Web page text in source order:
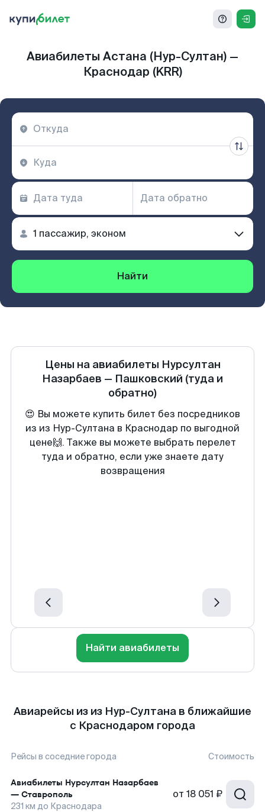
Авиабилеты Астана (Нур-Султан) —
Краснодар (KRR)
Найти
Цены на авиабилеты Нурсултан
Назарбаев — Пашковский (туда и
обратно)
😍 Вы можете купить билет без посредников
из из Нур-Султана в Краснодар по выгодной
цене🙌. Также вы можете выбрать перелет
туда и обратно, если уже знаете дату
возвращения
Найти авиабилеты
Авиарейсы из из Нур-Султана в ближайшие
с Краснодаром города
Рейсы в соседние города Стоимость
Авиабилеты Нурсултан Назарбаев
— Ставрополь
231 км до Краснодара
от 18 051 ₽